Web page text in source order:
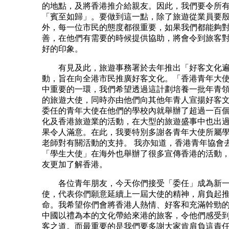
的地點，及將香港推介給親友。因此，我們要令所
「賓至如歸」。要做到這一點，除了旅遊從業員要
外，每一位市民的態度都很重要，如果我們都能夠
善，在他們有需要的時候提供協助，將會令到旅客
好的印象。
有見及此，旅遊事務署於去年推出「好客文化
動，旨在向全港市民推廣好客文化。「香港青年大
中重要的一環，我們希望透過這計劃培養一批年青
的旅遊大使，同時亦由他們向其他年青人宣揚好客
委任的青年大使在他們的學校內就舉辦了超過一百
化及香港旅遊業的活動，在大型的旅遊盛事中也出
果令人滿意。在此，我要特別多謝各青年大使所屬
老師對有關活動的支持。 我亦知道，香港青年協會
「學生大使」在海外也舉辦了很多宣傳香港的活動
友更加了解香港。
各位青年朋友，今天你們接受「委任」成為新
使，代表你們願意延續上一屆大使的精神，肩負起
命。我希望你們會將香港人熱情、好客和充滿幹勁
中國以禮為本的文化帶給來港的旅客，令他們感受
客之道。而最重要的是我們要多謝大家肯肩負這責